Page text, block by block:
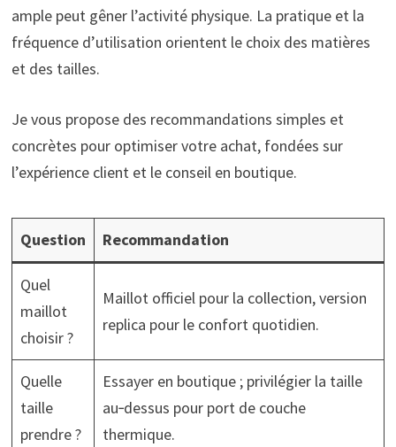
ample peut gêner l’activité physique. La pratique et la
fréquence d’utilisation orientent le choix des matières
et des tailles.
Je vous propose des recommandations simples et
concrètes pour optimiser votre achat, fondées sur
l’expérience client et le conseil en boutique.
Question Recommandation
Quel
maillot
choisir ?
Maillot officiel pour la collection, version
replica pour le confort quotidien.
Quelle
taille
prendre ?
Essayer en boutique ; privilégier la taille
au‑dessus pour port de couche
thermique.